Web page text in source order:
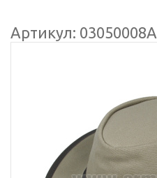
Артикул: 03050008А